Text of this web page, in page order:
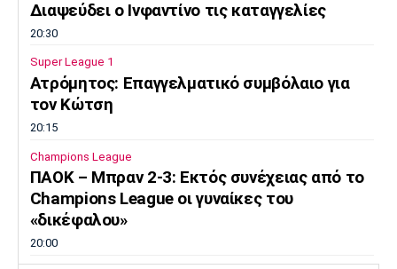
Διαψεύδει ο Ινφαντίνο τις καταγγελίες
20:30
Super League 1
Ατρόμητος: Επαγγελματικό συμβόλαιο για
τον Κώτση
20:15
Champions League
ΠΑΟΚ – Μπραν 2-3: Εκτός συνέχειας από το
Champions League οι γυναίκες του
«δικέφαλου»
20:00